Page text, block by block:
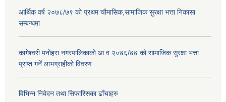
आर्थिक वर्ष २०७८/७९ को प्रथम चौमासिक,सामाजिक सुरक्षा भत्ता निकासा
सम्बन्धमा
कागेश्वरी मनोहरा नगरपालिकाको आ.व.२०७६/७७ को सामाजिक सुरक्षा भत्ता
प्राप्त गर्ने लाभग्राहीको विवरण
विभिन्न निवेदन तथा सिफारिसका ढाँचाहरु